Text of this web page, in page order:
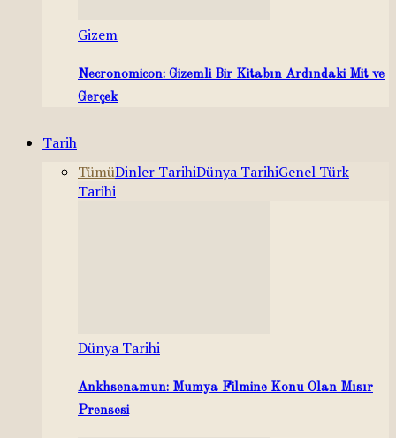
Gizem
Necronomicon: Gizemli Bir Kitabın Ardındaki Mit ve
Gerçek
Tarih
TümüDinler TarihiDünya TarihiGenel Türk
Tarihi
Dünya Tarihi
Ankhsenamun: Mumya Filmine Konu Olan Mısır
Prensesi